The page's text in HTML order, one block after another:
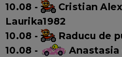
10.08 -
Cristian
Laurika1982
10.08 -
Raducu de
10.08 -
Anastasia